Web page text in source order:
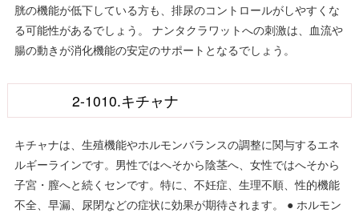
胱の機能が低下している方も、排尿のコントロールがしやすくな
る可能性があるでしょう。 ナンタクラワットへの刺激は、血流や
腸の動きが消化機能の安定のサポートとなるでしょう。
2-1010.キチャナ
キチャナは、生殖機能やホルモンバランスの調整に関与するエネ
ルギーラインです。男性ではへそから陰茎へ、女性ではへそから
子宮・膣へと続くセンです。特に、不妊症、生理不順、性的機能
不全、早漏、尿閉などの症状に効果が期待されます。 ● ホルモン